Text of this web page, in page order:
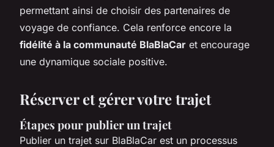
permettant ainsi de choisir des partenaires de
voyage de confiance. Cela renforce encore la
fidélité à la communauté BlaBlaCar et encourage
une dynamique sociale positive.
Réserver et gérer votre trajet
Étapes pour publier un trajet
Publier un trajet sur BlaBlaCar est un processus